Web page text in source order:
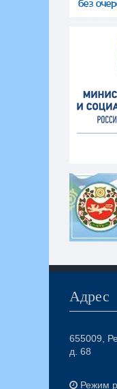
Адрес
655009,
д. 68
Режим